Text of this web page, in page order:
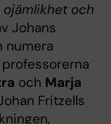
ojämlikhet och
Johans
numera
och Marja
Fritzells